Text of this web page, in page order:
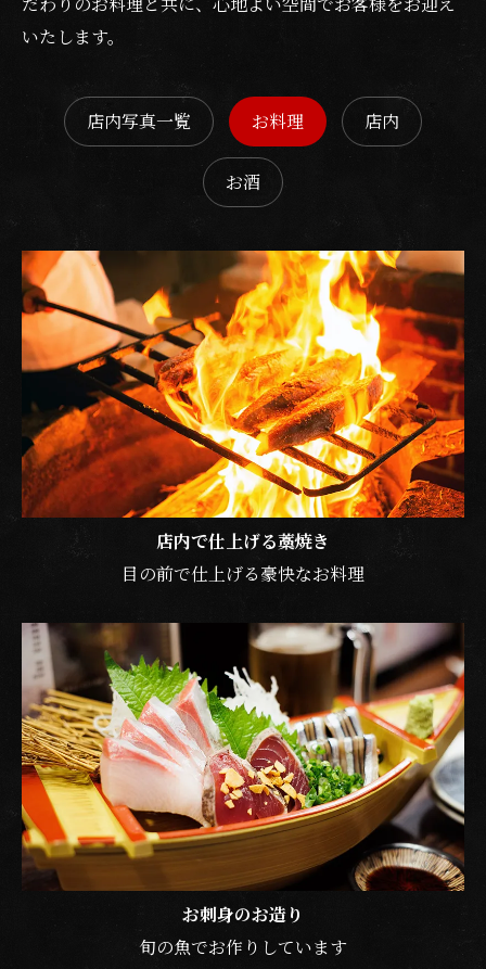
いたします。
店内写真一覧 お料理 店内
お酒
店内で仕上げる藁焼き
目の前で仕上げる豪快なお料理
お刺身のお造り
旬の魚でお作りしています